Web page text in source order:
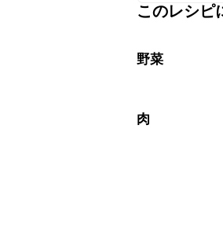
保存期間は
※日持ちは目
このレシピ
野菜
肉